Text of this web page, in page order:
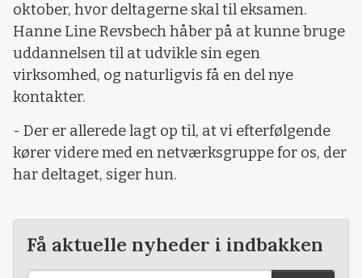
oktober, hvor deltagerne skal til eksamen.
Hanne Line Revsbech håber på at kunne bruge
uddannelsen til at udvikle sin egen
virksomhed, og naturligvis få en del nye
kontakter.
- Der er allerede lagt op til, at vi efterfølgende
kører videre med en netværksgruppe for os, der
har deltaget, siger hun.
Få aktuelle nyheder i indbakken